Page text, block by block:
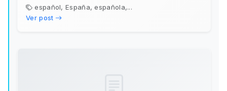
español, España, española,...
Ver post